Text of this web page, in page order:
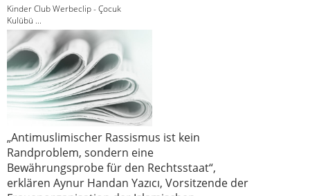
Kinder Club Werbeclip - Çocuk
Kulübü ...
„Antimuslimischer Rassismus ist kein
Randproblem, sondern eine
Bewährungsprobe für den Rechtsstaat“,
erklären Aynur Handan Yazıcı, Vorsitzende der